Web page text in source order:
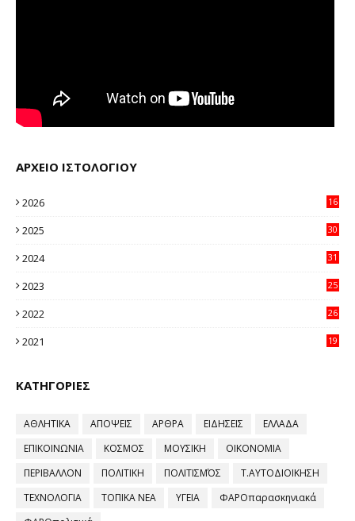
ΑΡΧΕΙΟ ΙΣΤΟΛΟΓΙΟΥ
2026
16
2025
30
2024
31
2023
25
2022
26
2021
19
ΚΑΤΗΓΟΡΙΕΣ
ΑΘΛΗΤΙΚΑ ΑΠΟΨΕΙΣ ΑΡΘΡΑ ΕΙΔΗΣΕΙΣ
ΕΛΛΑΔΑ
ΕΠΙΚΟΙΝΩΝΙΑ
ΚΟΣΜΟΣ ΜΟΥΣΙΚΗ
ΟΙΚΟΝΟΜΙΑ
ΠΕΡΙΒΑΛΛΟΝ
ΠΟΛΙΤΙΚΗ ΠΟΛΙΤΙΣΜΌΣ
Τ.ΑΥΤΟΔΙΟΙΚΗΣΗ
ΤΕΧΝΟΛΟΓΙΑ
ΤΟΠΙΚΑ ΝΕΑ ΥΓΕΙΑ
ΦΑΡΟπαρασκηνιακά